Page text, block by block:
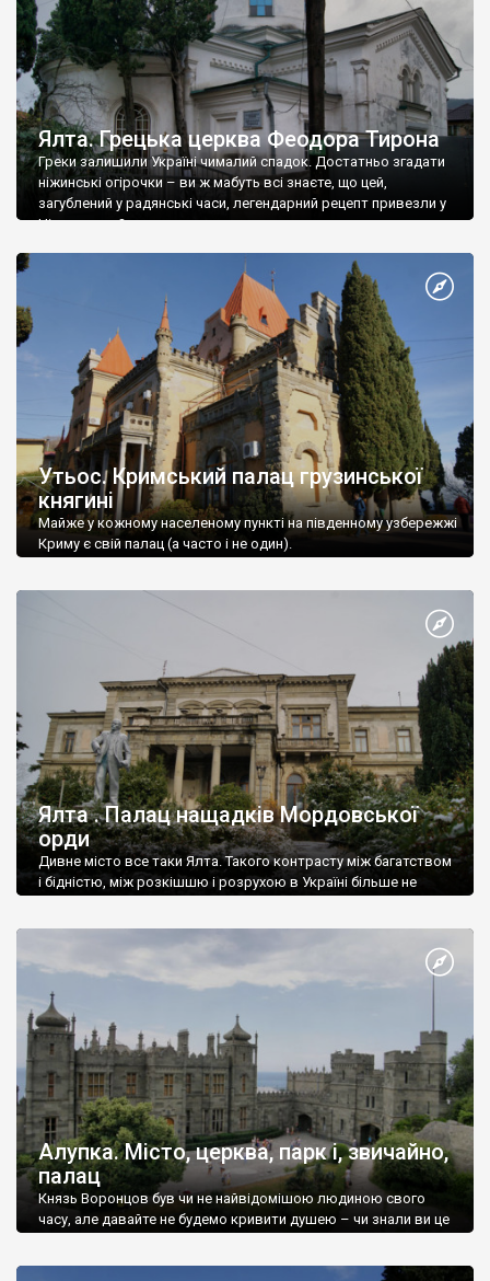
Ялта. Грецька церква Феодора Тирона
Греки залишили Україні чималий спадок. Достатньо згадати
ніжинські огірочки – ви ж мабуть всі знаєте, що цей,
загублений у радянські часи, легендарний рецепт привезли у
Ніжин греки?
Утьос. Кримський палац грузинської
княгині
Майже у кожному населеному пункті на південному узбережжі
Криму є свій палац (а часто і не один).
Ялта . Палац нащадків Мордовської
орди
Дивне місто все таки Ялта. Такого контрасту між багатством
і бідністю, між розкішшю і розрухою в Україні більше не
Алупка. Місто, церква, парк і, звичайно,
палац
Князь Воронцов був чи не найвідомішою людиною свого
часу, але давайте не будемо кривити душею – чи знали ви це